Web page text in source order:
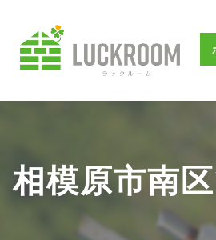
相模原市南